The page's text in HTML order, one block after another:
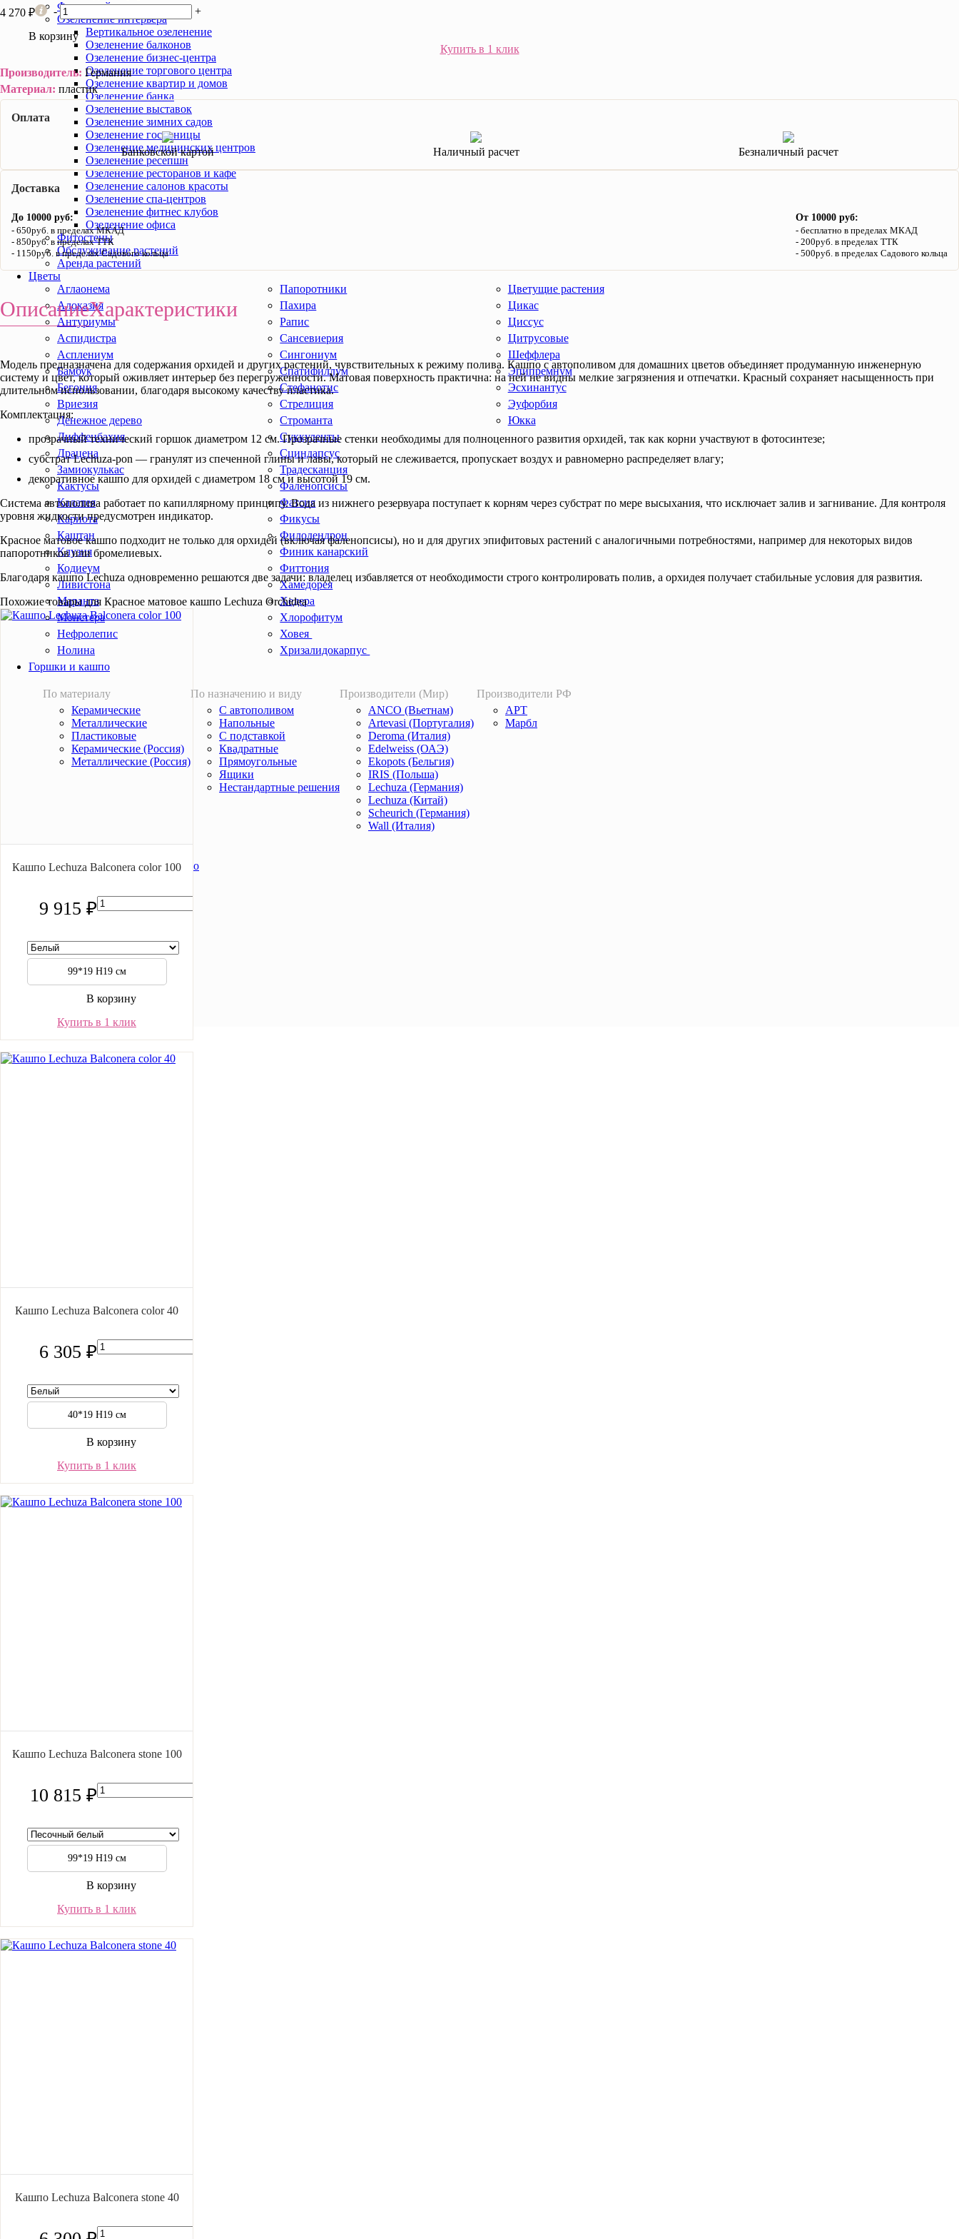
Фитодизайн помещения
Озеленение интерьера
Вертикальное озеленение
Озеленение балконов
Озеленение бизнес-центра
Озеленение торгового центра
Озеленение квартир и домов
Озеленение банка
Озеленение выставок
Озеленение зимних садов
Озеленение гостиницы
Озеленение медицинских центров
Озеленение ресепшн
Озеленение ресторанов и кафе
Озеленение салонов красоты
Озеленение спа-центров
Озеленение фитнес клубов
Озеленение офиса
Фитостены
Обслуживание растений
Аренда растений
Цветы
Аглаонема
Алоказия
Антуриумы
Аспидистра
Асплениум
Бамбук
Бегония
Вриезия
Денежное дерево
Диффенбахия
Драцена
Замиокулькас
Кактусы
Калатея
Кариота
Каштан
Клузия
Кодиеум
Ливистона
Маранта
Монстера
Нефролепис
Нолина
Папоротники
Пахира
Рапис
Сансевиерия
Сингониум
Спатифиллум
Стефанотис
Стрелиция
Строманта
Суккуленты
Сциндапсус
Традесканция
Фаленопсисы
Фатсия
Фикусы
Филодендрон
Финик канарский
Фиттония
Хамедорея
Хедера
Хлорофитум
Ховея
Хризалидокарпус
Цветущие растения
Цикас
Циссус
Цитрусовые
Шеффлера
Эпипремнум
Эсхинантус
Эуфорбия
Юкка
Горшки и кашпо
По материалу
Керамические
Металлические
Пластиковые
Керамические (Россия)
Металлические (Россия)
По назначению и виду
С автополивом
Напольные
С подставкой
Квадратные
Прямоугольные
Ящики
Нестандартные решения
Производители (Мир)
ANCO (Вьетнам)
Artevasi (Португалия)
Deroma (Италия)
Edelweiss (ОАЭ)
Ekopots (Бельгия)
IRIS (Польша)
Lechuza (Германия)
Lechuza (Китай)
Scheurich (Германия)
Wall (Италия)
Производители РФ
АРТ
Марбл
Скидки на растения и кашпо
Отзывы
Статьи
Поставщики
Новости
Наши клиенты
Заказ и доставка
Контакты
4 270 ₽ - +
В корзину
Купить в 1 клик
Производитель: Германия
Материал: пластик
Оплата
Банковской картой Наличный расчет Безналичный расчет
Доставка
До 10000 руб:
650руб. в пределах МКАД
850руб. в пределах ТТК
1150руб. в пределах Садового кольца
От 10000 руб:
бесплатно в пределах МКАД
200руб. в пределах ТТК
500руб. в пределах Садового кольца
ОписаниеХарактеристики
Модель предназначена для содержания орхидей и других растений, чувствительных к режиму полива. Кашпо с автополивом для домашних цветов объединяет продуманную инженерную
систему и цвет, который оживляет интерьер без перегруженности. Матовая поверхность практична: на ней не видны мелкие загрязнения и отпечатки. Красный сохраняет насыщенность при
длительном использовании, благодаря высокому качеству пластика.
Комплектация:
прозрачный технический горшок диаметром 12 см. Прозрачные стенки необходимы для полноценного развития орхидей, так как корни участвуют в фотосинтезе;
субстрат Lechuza-pon — гранулят из спеченной глины и лавы, который не слеживается, пропускает воздух и равномерно распределяет влагу;
декоративное кашпо для орхидей с диаметром 18 см и высотой 19 см.
Система автополива работает по капиллярному принципу. Вода из нижнего резервуара поступает к корням через субстрат по мере высыхания, что исключает залив и загнивание. Для контроля
уровня жидкости предусмотрен индикатор.
Красное матовое кашпо подходит не только для орхидей (включая фаленопсисы), но и для других эпифитовых растений с аналогичными потребностями, например для некоторых видов
папоротников или бромелиевых.
Благодаря кашпо Lechuza одновременно решаются две задачи: владелец избавляется от необходимости строго контролировать полив, а орхидея получает стабильные условия для развития.
Похожие товары для Красное матовое кашпо Lechuza Orchidea
Кашпо Lechuza Balconera color 100
9 915 ₽
99*19 H19 см
В корзину
Купить в 1 клик
Кашпо Lechuza Balconera color 40
6 305 ₽
40*19 H19 см
В корзину
Купить в 1 клик
Кашпо Lechuza Balconera stone 100
10 815 ₽
99*19 H19 см
В корзину
Купить в 1 клик
Кашпо Lechuza Balconera stone 40